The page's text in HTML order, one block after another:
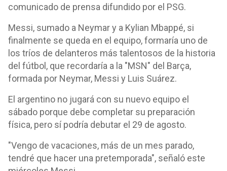
comunicado de prensa difundido por el PSG.
Messi, sumado a Neymar y a Kylian Mbappé, si
finalmente se queda en el equipo, formaría uno de
los tríos de delanteros más talentosos de la historia
del fútbol, que recordaría a la "MSN" del Barça,
formada por Neymar, Messi y Luis Suárez.
El argentino no jugará con su nuevo equipo el
sábado porque debe completar su preparación
física, pero sí podría debutar el 29 de agosto.
"Vengo de vacaciones, más de un mes parado,
tendré que hacer una pretemporada", señaló este